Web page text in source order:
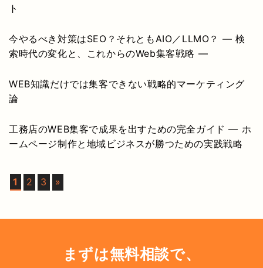
ト
今やるべき対策はSEO？それともAIO／LLMO？ ― 検
索時代の変化と、これからのWeb集客戦略 ―
WEB知識だけでは集客できない戦略的マーケティング
論
工務店のWEB集客で成果を出すための完全ガイド ― ホ
ームページ制作と地域ビジネスが勝つための実践戦略
1 2 3 »
まずは無料相談で、